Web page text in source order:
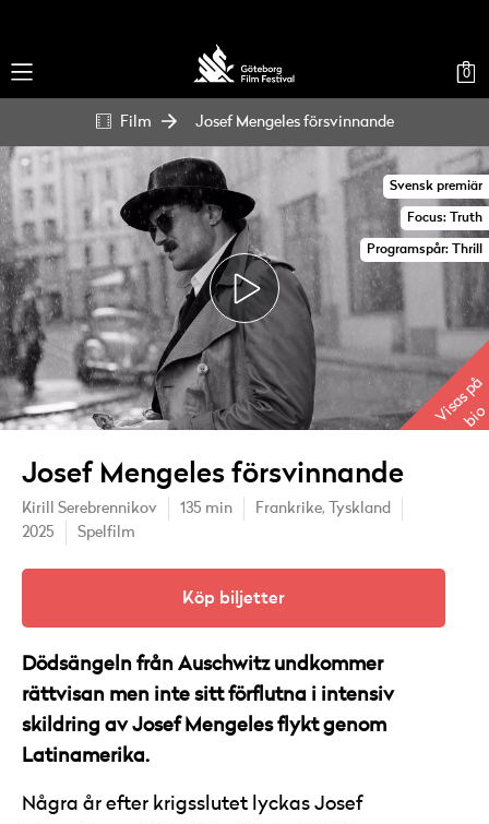
0
Film Josef Mengeles försvinnande
Svensk premiär
Focus: Truth
Programspår: Thrill
Visas på
bio
Josef Mengeles försvinnande
Kirill Serebrennikov 135 min Frankrike,
Tyskland
2025
Spelfilm
Köp biljetter
Dödsängeln från Auschwitz undkommer
rättvisan men inte sitt förflutna i intensiv
skildring av Josef Mengeles flykt genom
Latinamerika.
Några år efter krigsslutet lyckas Josef